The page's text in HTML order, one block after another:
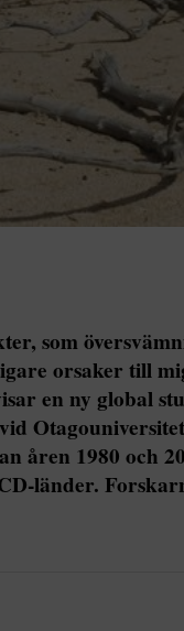
som
orsaker till
en ny global
åren 1980 och
länder.